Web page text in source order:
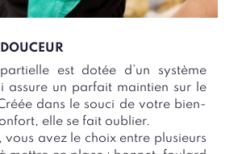
est dotée d’un système
assure un parfait maintien sur le
dans le souci de votre bien-
elle se fait oublier.
vous avez le choix entre plusieurs